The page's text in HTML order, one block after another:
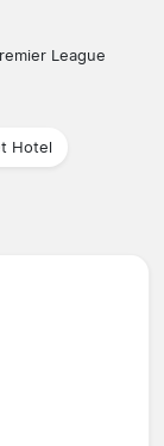
League
Hotel